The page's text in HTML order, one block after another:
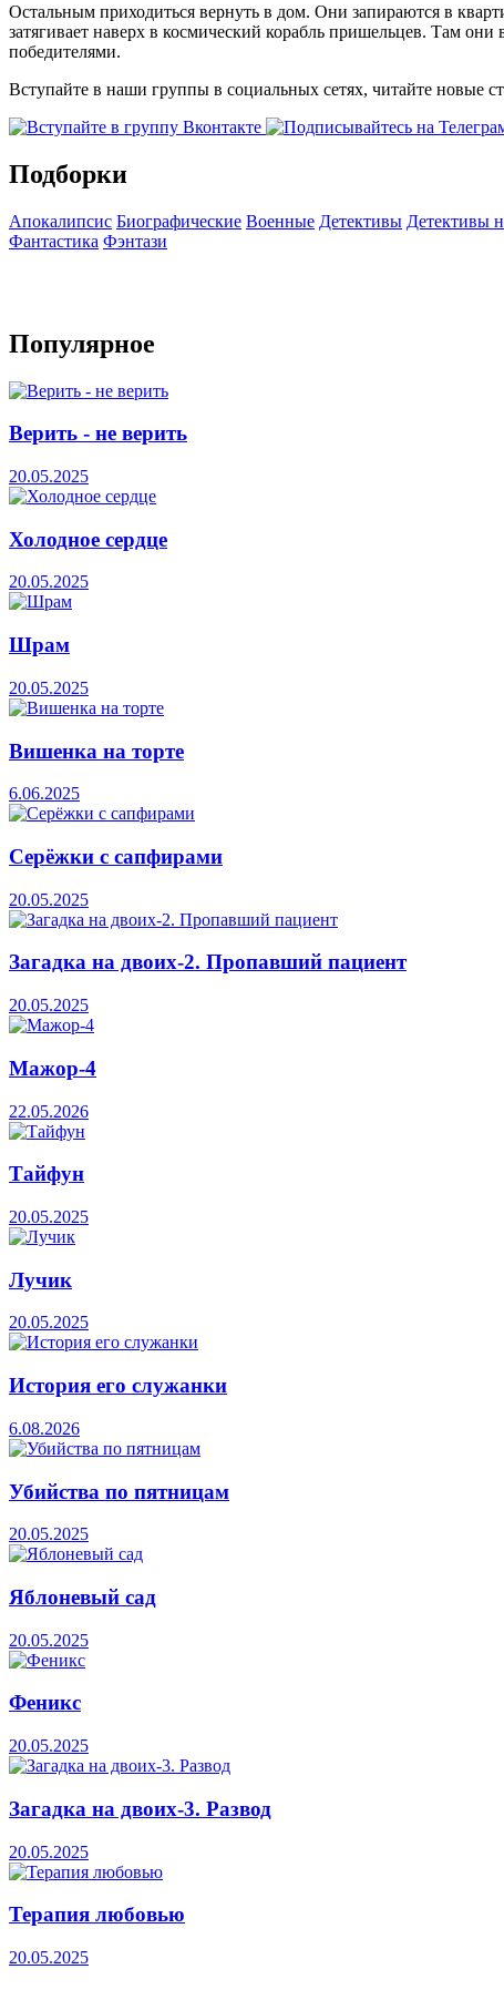
Остальным приходиться вернуть в дом. Они запираются в
затягивает наверх в космический корабль пришельцев. Там
победителями.
Вступайте в наши группы в социальных сетях, читайте новые
Подборки
Апокалипсис Биографические Военные Детективы Детективы
Фантастика Фэнтази
Популярное
Верить - не верить
20.05.2025
Холодное сердце
20.05.2025
Шрам
20.05.2025
Вишенка на торте
6.06.2025
Серёжки с сапфирами
20.05.2025
Загадка на двоих-2. Пропавший пациент
20.05.2025
Мажор-4
22.05.2026
Тайфун
20.05.2025
Лучик
20.05.2025
История его служанки
6.08.2026
Убийства по пятницам
20.05.2025
Яблоневый сад
20.05.2025
Феникс
20.05.2025
Загадка на двоих-3. Развод
20.05.2025
Терапия любовью
20.05.2025